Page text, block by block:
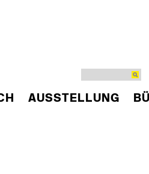
AUSSTELLUNG